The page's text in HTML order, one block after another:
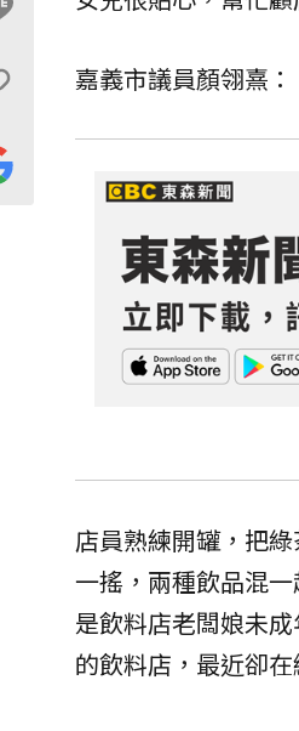
嘉義市議員顏翎熹
店員熟練開罐，把
一搖，兩種飲品混
是飲料店老闆娘未
的飲料店，最近卻在